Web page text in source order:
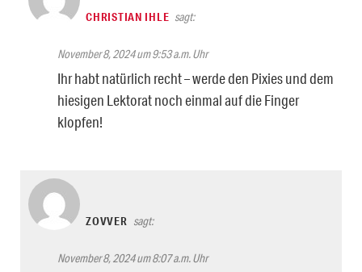
CHRISTIAN IHLE sagt:
November 8, 2024 um 9:53 a.m. Uhr
Ihr habt natürlich recht – werde den Pixies und dem
hiesigen Lektorat noch einmal auf die Finger
klopfen!
ZOVVER sagt:
November 8, 2024 um 8:07 a.m. Uhr